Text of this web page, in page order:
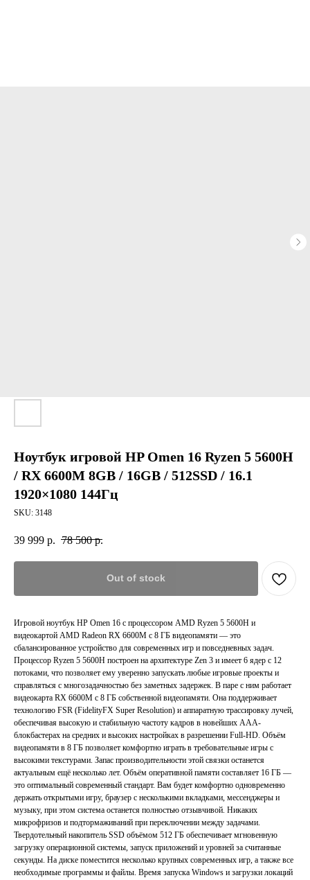
Ноутбук игровой HP Omen 16 Ryzen 5 5600H
/ RX 6600M 8GB / 16GB / 512SSD / 16.1
1920×1080 144Гц
SKU: 3148
39 999 р. 78 500 р.
Out of stock
Игровой ноутбук HP Omen 16 с процессором AMD Ryzen 5 5600H и
видеокартой AMD Radeon RX 6600M с 8 ГБ видеопамяти — это
сбалансированное устройство для современных игр и повседневных задач.
Процессор Ryzen 5 5600H построен на архитектуре Zen 3 и имеет 6 ядер с 12
потоками, что позволяет ему уверенно запускать любые игровые проекты и
справляться с многозадачностью без заметных задержек. В паре с ним работает
видеокарта RX 6600M с 8 ГБ собственной видеопамяти. Она поддерживает
технологию FSR (FidelityFX Super Resolution) и аппаратную трассировку лучей,
обеспечивая высокую и стабильную частоту кадров в новейших ААА-
блокбастерах на средних и высоких настройках в разрешении Full-HD. Объём
видеопамяти в 8 ГБ позволяет комфортно играть в требовательные игры с
высокими текстурами. Запас производительности этой связки останется
актуальным ещё несколько лет. Объём оперативной памяти составляет 16 ГБ —
это оптимальный современный стандарт. Вам будет комфортно одновременно
держать открытыми игру, браузер с несколькими вкладками, мессенджеры и
музыку, при этом система останется полностью отзывчивой. Никаких
микрофризов и подтормаживаний при переключении между задачами.
Твердотельный накопитель SSD объёмом 512 ГБ обеспечивает мгновенную
загрузку операционной системы, запуск приложений и уровней за считанные
секунды. На диске поместится несколько крупных современных игр, а также все
необходимые программы и файлы. Время запуска Windows и загрузки локаций